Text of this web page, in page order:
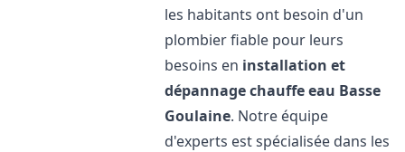
les habitants ont besoin d'un
plombier fiable pour leurs
besoins en installation et
dépannage chauffe eau Basse
Goulaine. Notre équipe
d'experts est spécialisée dans les